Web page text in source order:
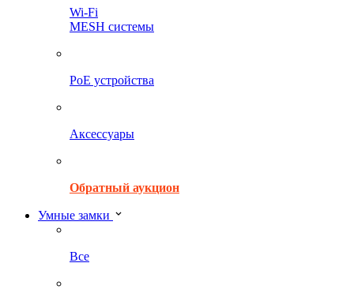
Wi-Fi
MESH системы
PoE устройства
Аксессуары
Обратный аукцион
Умные замки
Все